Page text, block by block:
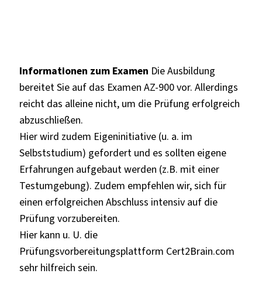
Informationen zum Examen Die Ausbildung
bereitet Sie auf das Examen AZ-900 vor. Allerdings
reicht das alleine nicht, um die Prüfung erfolgreich
abzuschließen.
Hier wird zudem Eigeninitiative (u. a. im
Selbststudium) gefordert und es sollten eigene
Erfahrungen aufgebaut werden (z.B. mit einer
Testumgebung). Zudem empfehlen wir, sich für
einen erfolgreichen Abschluss intensiv auf die
Prüfung vorzubereiten.
Hier kann u. U. die
Prüfungsvorbereitungsplattform Cert2Brain.com
sehr hilfreich sein.